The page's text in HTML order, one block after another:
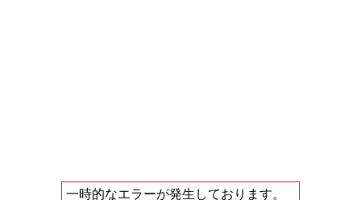
一時的なエラーが発生しております。